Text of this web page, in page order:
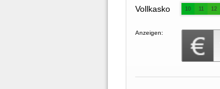
Vollkasko 10 11 12
Anzeigen: